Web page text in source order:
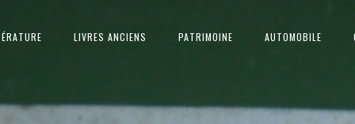
LIVRES ANCIENS PATRIMOINE AUTOMOBILE